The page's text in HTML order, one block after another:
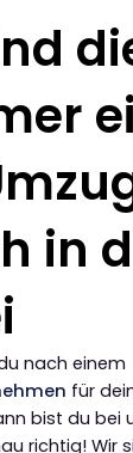
in
nach einem
für
bist du bei
richtig! Wir